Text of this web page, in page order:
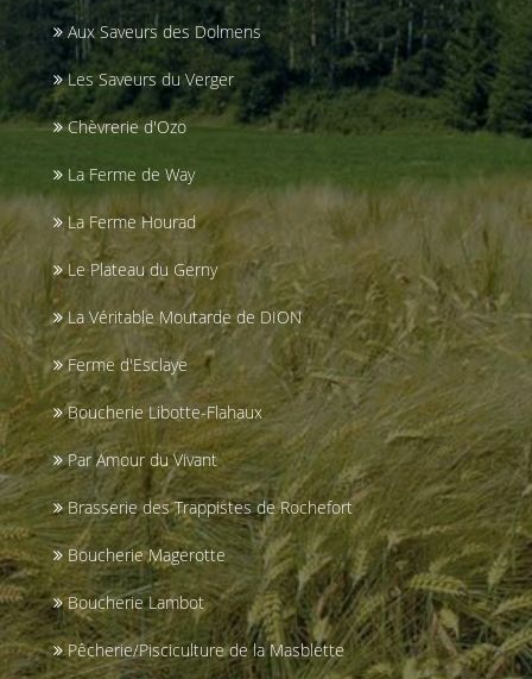
Aux Saveurs des Dolmens
Les Saveurs du Verger
Chèvrerie d'Ozo
La Ferme de Way
La Ferme Hourad
Le Plateau du Gerny
La Véritable Moutarde de DION
Ferme d'Esclaye
Boucherie Libotte-Flahaux
Par Amour du Vivant
Brasserie des Trappistes de Rochefort
Boucherie Magerotte
Boucherie Lambot
Pêcherie/Pisciculture de la Masblette